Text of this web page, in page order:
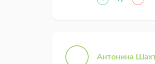
Антонина